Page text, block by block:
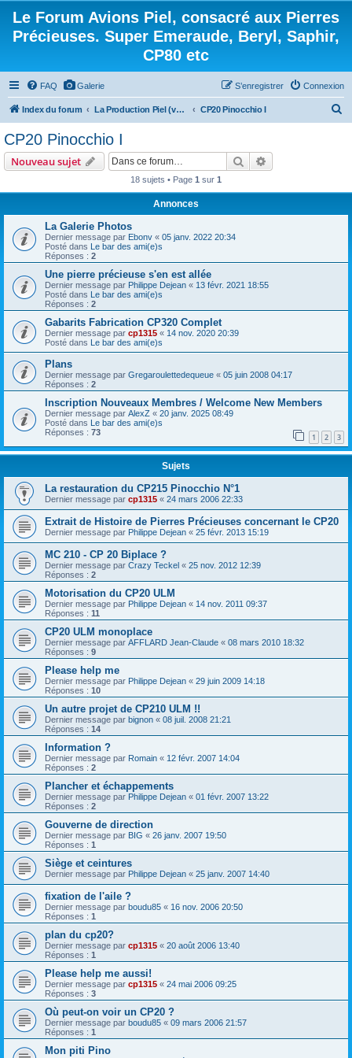
Le Forum Avions Piel, consacré aux Pierres
Précieuses. Super Emeraude, Beryl, Saphir,
CP80 etc
FAQ Galerie Connexion
S’enregistrer
Index du forum La Production Piel (vos questions, vos réponses) CP20 Pinocchio I
CP20 Pinocchio I
Nouveau sujet Rechercher
18 sujets • Page 1 sur 1
Annonces
La Galerie Photos
Dernier message par Ebonv « 05 janv. 2022 20:34
Posté dans Le bar des ami(e)s
Réponses : 2
Une pierre précieuse s'en est allée
Dernier message par Philippe Dejean « 13 févr. 2021 18:55
Posté dans Le bar des ami(e)s
Réponses : 2
Gabarits Fabrication CP320 Complet
Dernier message par cp1315 « 14 nov. 2020 20:39
Posté dans Le bar des ami(e)s
Plans
Dernier message par Gregaroulettedequeue « 05 juin 2008 04:17
Réponses : 2
Inscription Nouveaux Membres / Welcome New Members
Dernier message par AlexZ « 20 janv. 2025 08:49
Posté dans Le bar des ami(e)s
Réponses : 73 1 2 3
Sujets
La restauration du CP215 Pinocchio N°1
Dernier message par cp1315 « 24 mars 2006 22:33
Extrait de Histoire de Pierres Précieuses concernant le CP20
Dernier message par Philippe Dejean « 25 févr. 2013 15:19
MC 210 - CP 20 Biplace ?
Dernier message par Crazy Teckel « 25 nov. 2012 12:39
Réponses : 2
Motorisation du CP20 ULM
Dernier message par Philippe Dejean « 14 nov. 2011 09:37
Réponses : 11
CP20 ULM monoplace
Dernier message par AFFLARD Jean-Claude « 08 mars 2010 18:32
Réponses : 9
Please help me
Dernier message par Philippe Dejean « 29 juin 2009 14:18
Réponses : 10
Un autre projet de CP210 ULM !!
Dernier message par bignon « 08 juil. 2008 21:21
Réponses : 14
Information ?
Dernier message par Romain « 12 févr. 2007 14:04
Réponses : 2
Plancher et échappements
Dernier message par Philippe Dejean « 01 févr. 2007 13:22
Réponses : 2
Gouverne de direction
Dernier message par BIG « 26 janv. 2007 19:50
Réponses : 1
Siège et ceintures
Dernier message par Philippe Dejean « 25 janv. 2007 14:40
fixation de l'aile ?
Dernier message par boudu85 « 16 nov. 2006 20:50
Réponses : 1
plan du cp20?
Dernier message par cp1315 « 20 août 2006 13:40
Réponses : 1
Please help me aussi!
Dernier message par cp1315 « 24 mai 2006 09:25
Réponses : 3
Où peut-on voir un CP20 ?
Dernier message par boudu85 « 09 mars 2006 21:57
Réponses : 1
Mon piti Pino